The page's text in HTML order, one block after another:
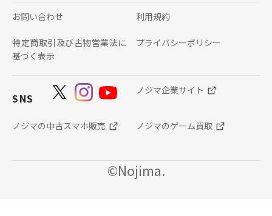
お問い合わせ 利用規約
特定商取引及び古物営業法に
基づく表示
プライバシーポリシー
SNS
ノジマ企業サイト
ノジマの中古スマホ販売 ノジマのゲーム買取
©Nojima.